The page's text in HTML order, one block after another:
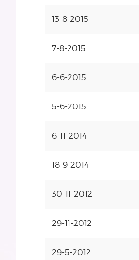
13-8-2015
7-8-2015
6-6-2015
5-6-2015
6-11-2014
18-9-2014
30-11-2012
29-11-2012
29-5-2012